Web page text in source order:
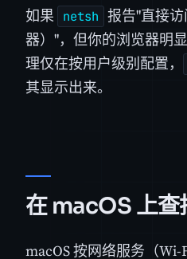
如果 netsh 报告"直接
器）"，但你的浏览器明
理仅在按用户级别配置，
其显示出来。
在 macOS 上查
macOS 按网络服务（Wi-